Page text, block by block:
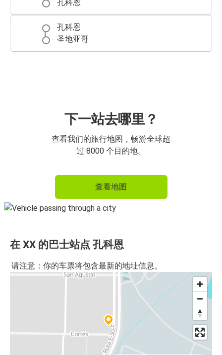
孔科恩
孔科恩
圣地亚哥
下一站去哪里？
查看我们的旅行地图，畅游全球超
过 8000 个目的地。
查看地图
在 XX 的巴士站点 孔科恩
请注意：你的车票将包含最新的地址信息。